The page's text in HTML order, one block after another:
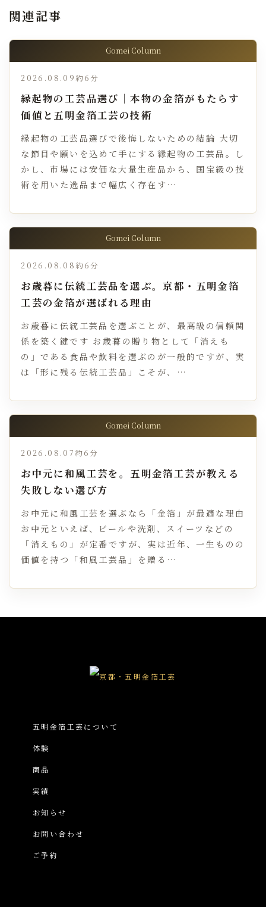
関連記事
Gomei Column
2026.08.09 約6分
縁起物の工芸品選び｜本物の金箔がもたらす
価値と五明金箔工芸の技術
縁起物の工芸品選びで後悔しないための結論 大切
な節目や願いを込めて手にする縁起物の工芸品。し
かし、市場には安価な大量生産品から、国宝級の技
術を用いた逸品まで幅広く存在す…
Gomei Column
2026.08.08 約6分
お歳暮に伝統工芸品を選ぶ。京都・五明金箔
工芸の金箔が選ばれる理由
お歳暮に伝統工芸品を選ぶことが、最高級の信頼関
係を築く鍵です お歳暮の贈り物として「消えも
の」である食品や飲料を選ぶのが一般的ですが、実
は「形に残る伝統工芸品」こそが、…
Gomei Column
2026.08.07 約6分
お中元に和風工芸を。五明金箔工芸が教える
失敗しない選び方
お中元に和風工芸を選ぶなら「金箔」が最適な理由
お中元といえば、ビールや洗剤、スイーツなどの
「消えもの」が定番ですが、実は近年、一生ものの
価値を持つ「和風工芸品」を贈る…
五明金箔工芸について
体験
商品
実績
お知らせ
お問い合わせ
ご予約